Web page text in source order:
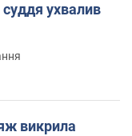
суддя ухвалив
викрила